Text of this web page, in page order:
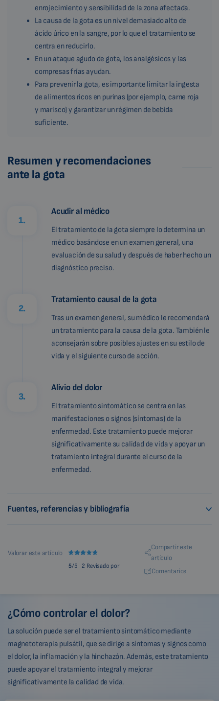
enrojecimiento y sensibilidad de la zona afectada.
La causa de la gota es un nivel demasiado alto de
ácido úrico en la sangre, por lo que el tratamiento se
centra en reducirlo.
En un ataque agudo de gota, los analgésicos y las
compresas frías ayudan.
Para prevenir la gota, es importante limitar la ingesta
de alimentos ricos en purinas (por ejemplo, carne roja
y marisco) y garantizar un régimen de bebida
suficiente.
Resumen y recomendaciones
ante la gota
1.
Acudir al médico
El tratamiento de la gota siempre lo determina un
médico basándose en un examen general, una
evaluación de su salud y después de haber hecho un
diagnóstico preciso.
2.
Tratamiento causal de la gota
Tras un examen general, su médico le recomendará
un tratamiento para la causa de la gota. También le
aconsejarán sobre posibles ajustes en su estilo de
vida y el siguiente curso de acción.
3.
Alivio del dolor
El tratamiento sintomático se centra en las
manifestaciones o signos (síntomas) de la
enfermedad. Este tratamiento puede mejorar
significativamente su calidad de vida y apoyar un
tratamiento integral durante el curso de la
enfermedad.
Fuentes, referencias y bibliografía
Valorar este artículo
5/5 2 Revisado por
Compartir este
artículo
Comentarios
¿Cómo controlar el dolor?
La solución puede ser el tratamiento sintomático mediante
magnetoterapia pulsátil, que se dirige a síntomas y signos como
el dolor, la inflamación y la hinchazón. Además, este tratamiento
puede apoyar el tratamiento integral y mejorar
significativamente la calidad de vida.